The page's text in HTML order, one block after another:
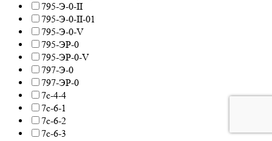
795-Э-0-II
795-Э-0-II-01
795-Э-0-V
795-ЭР-0
795-ЭР-0-V
797-Э-0
797-ЭР-0
7с-4-4
7с-6-1
7с-6-2
7с-6-3